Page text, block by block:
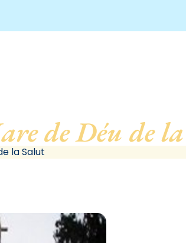
de Déu de
la Salut